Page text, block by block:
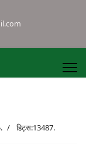
हिट्स:13487.